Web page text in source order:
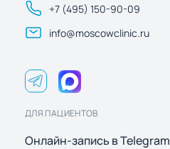
+7 (495) 150-90-09
info@moscowclinic.ru
ДЛЯ ПАЦИЕНТОВ
Онлайн-запись в Telegram